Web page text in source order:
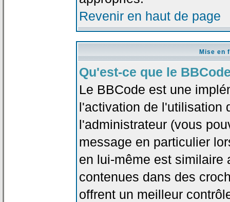
Revenir en haut de page
Mise en
Qu'est-ce que le
Le BBCode est une
l'activation de l'utilisation
l'administrateur (vous
message en particulier
en lui-même est similaire
contenues dans des
offrent un meilleur